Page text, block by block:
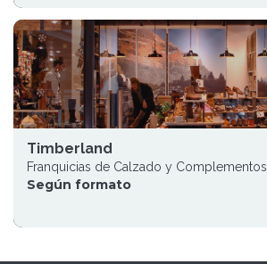
Timberland
Franquicias de Calzado y Complementos
Según formato